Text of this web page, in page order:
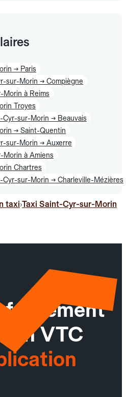
→ Paris
sur-Morin → Compiègne
à Reims
Troyes
Cyr-sur-Morin → Beauvais
→ Saint-Quentin
sur-Morin → Auxerre
à Amiens
Chartres
Cyr-sur-Morin → Charleville-Mézières
taxi›Taxi Saint-Cyr-sur-Morin
facilement
un VTC